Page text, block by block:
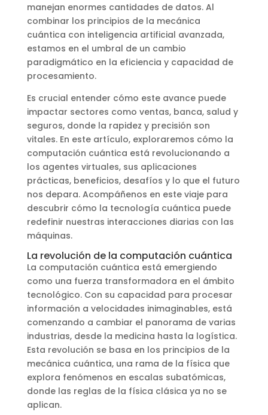
manejan enormes cantidades de datos. Al
combinar los principios de la mecánica
cuántica con inteligencia artificial avanzada,
estamos en el umbral de un cambio
paradigmático en la eficiencia y capacidad de
procesamiento.
Es crucial entender cómo este avance puede
impactar sectores como ventas, banca, salud y
seguros, donde la rapidez y precisión son
vitales. En este artículo, exploraremos cómo la
computación cuántica está revolucionando a
los agentes virtuales, sus aplicaciones
prácticas, beneficios, desafíos y lo que el futuro
nos depara. Acompáñenos en este viaje para
descubrir cómo la tecnología cuántica puede
redefinir nuestras interacciones diarias con las
máquinas.
La revolución de la computación cuántica
La computación cuántica está emergiendo
como una fuerza transformadora en el ámbito
tecnológico. Con su capacidad para procesar
información a velocidades inimaginables, está
comenzando a cambiar el panorama de varias
industrias, desde la medicina hasta la logística.
Esta revolución se basa en los principios de la
mecánica cuántica, una rama de la física que
explora fenómenos en escalas subatómicas,
donde las reglas de la física clásica ya no se
aplican.